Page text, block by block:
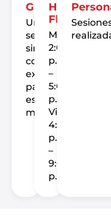
Gratis
Un
servicio
sin
costo
exclusivo
para
estudiantes
matriculados.
Horarios
Flexibles
Miércoles:
2:00
p.m.
–
5:00
p.m.
Viernes:
4:00
p.m.
–
9:00
p.m.